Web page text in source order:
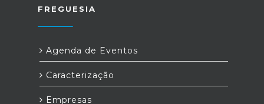
FREGUESIA
Agenda de Eventos
Caracterização
Empresas